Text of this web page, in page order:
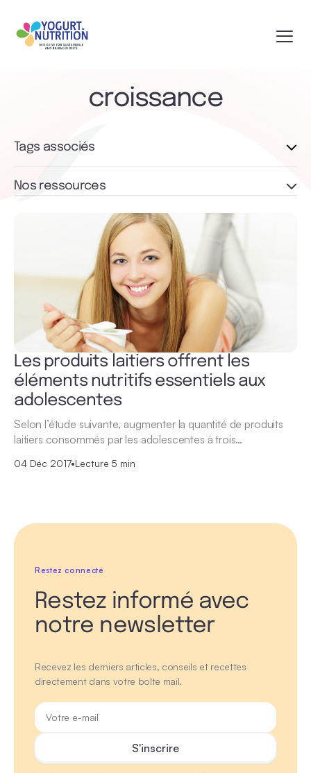
croissance
Les produits laitiers offrent les
éléments nutritifs essentiels aux
adolescentes
Selon l’étude suivante, augmenter la quantité de produits
laitiers consommés par les adolescentes à trois…
04 Déc 2017•Lecture 5 min
Tags associés
Nos ressources
Restez connecté
Restez informé avec
notre newsletter
Recevez les derniers articles, conseils et recettes
directement dans votre boîte mail.